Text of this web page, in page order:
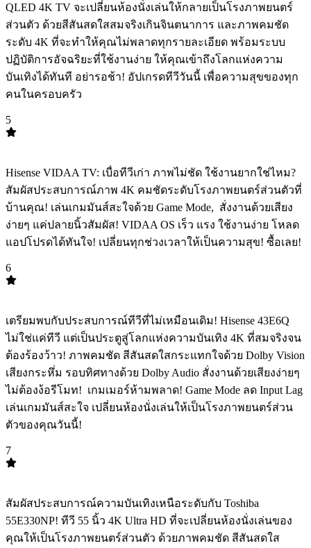
QLED 4K TV จะเปลี่ยนห้องนั่งเล่นให้กลายเป็นโรงภาพยนตร์
ส่วนตัว ด้วยสีสันสดใสสมจริงเกินจินตนาการ และภาพคมชัด
ระดับ 4K ที่จะทำให้คุณไม่พลาดทุกรายละเอียด พร้อมระบบ
ปฏิบัติการอัจฉริยะที่ใช้งานง่าย ให้คุณเข้าถึงโลกแห่งความ
บันเทิงได้ทันที อย่ารอช้า! อัปเกรดทีวีวันนี้ เพื่อความสุขของทุก
คนในครอบครัว
5
Hisense VIDAA TV: เบื่อทีวีเก่า ภาพไม่ชัด ใช้งานยากใช่ไหม?
สัมผัสประสบการณ์ภาพ 4K คมชัดระดับโรงภาพยนตร์ส่วนตัวที่
บ้านคุณ! เล่นเกมมันส์สะใจด้วย Game Mode, ️ สั่งงานด้วยเสียง
ง่ายๆ แค่ปลายนิ้วสัมผัส! VIDAA OS เร็ว แรง ใช้งานง่าย โหลด
แอปโปรดได้ทันใจ! เปลี่ยนทุกช่วงเวลาให้เป็นความสุข! ซื้อเลย!
6
เตรียมพบกับประสบการณ์ทีวีที่ไม่เหมือนเดิม! Hisense 43E6Q
ไม่ใช่แค่ทีวี แต่เป็นประตูสู่โลกแห่งความบันเทิง 4K ที่สมจริงจน
ต้องร้องว้าว! ภาพคมชัด สีสันสดใสกระแทกใจด้วย Dolby Vision
เสียงกระหึ่ม รอบทิศทางด้วย Dolby Audio สั่งงานด้วยเสียงง่ายๆ
ไม่ต้องง้อรีโมท! ️ เกมเมอร์ห้ามพลาด! Game Mode ลด Input Lag
เล่นเกมมันส์สะใจ เปลี่ยนห้องนั่งเล่นให้เป็นโรงภาพยนตร์ส่วน
ตัวของคุณวันนี้!
7
สัมผัสประสบการณ์ความบันเทิงเหนือระดับกับ Toshiba
55E330NP! ทีวี 55 นิ้ว 4K Ultra HD ที่จะเปลี่ยนห้องนั่งเล่นของ
คุณให้เป็นโรงภาพยนตร์ส่วนตัว ด้วยภาพคมชัด สีสันสดใส